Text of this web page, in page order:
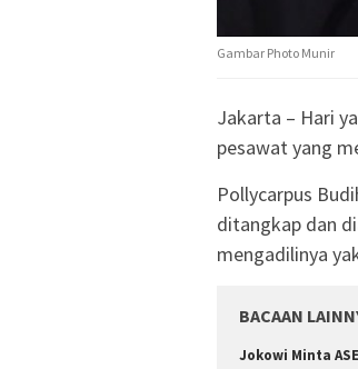
Gambar Photo Munir
Jakarta – Hari
pesawat yang
Pollycarpus
ditangkap dan
mengadilinya
BACAAN
Jokowi Minta